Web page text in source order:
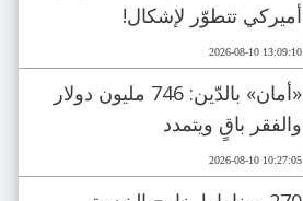
أميركي تتطوّر لإشكال!
2026-08-10 13:09:10
«أمان» بالدّين: 746 مليون دولار
والفقر باقٍ ويتمدد
2026-08-10 10:27:05